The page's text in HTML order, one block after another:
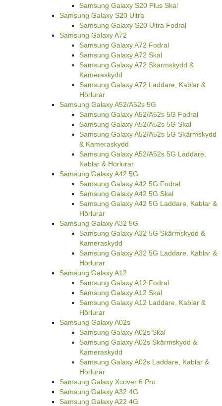
Samsung Galaxy S20 Plus Skal
Samsung Galaxy S20 Ultra
Samsung Galaxy S20 Ultra Fodral
Samsung Galaxy A72
Samsung Galaxy A72 Fodral
Samsung Galaxy A72 Skal
Samsung Galaxy A72 Skärmskydd &
Kameraskydd
Samsung Galaxy A72 Laddare, Kablar &
Hörlurar
Samsung Galaxy A52/A52s 5G
Samsung Galaxy A52/A52s 5G Fodral
Samsung Galaxy A52/A52s 5G Skal
Samsung Galaxy A52/A52s 5G Skärmskydd
& Kameraskydd
Samsung Galaxy A52/A52s 5G Laddare,
Kablar & Hörlurar
Samsung Galaxy A42 5G
Samsung Galaxy A42 5G Fodral
Samsung Galaxy A42 5G Skal
Samsung Galaxy A42 5G Laddare, Kablar &
Hörlurar
Samsung Galaxy A32 5G
Samsung Galaxy A32 5G Skärmskydd &
Kameraskydd
Samsung Galaxy A32 5G Laddare, Kablar &
Hörlurar
Samsung Galaxy A12
Samsung Galaxy A12 Fodral
Samsung Galaxy A12 Skal
Samsung Galaxy A12 Laddare, Kablar &
Hörlurar
Samsung Galaxy A02s
Samsung Galaxy A02s Skal
Samsung Galaxy A02s Skärmskydd &
Kameraskydd
Samsung Galaxy A02s Laddare, Kablar &
Hörlurar
Samsung Galaxy Xcover 6 Pro
Samsung Galaxy A32 4G
Samsung Galaxy A22 4G